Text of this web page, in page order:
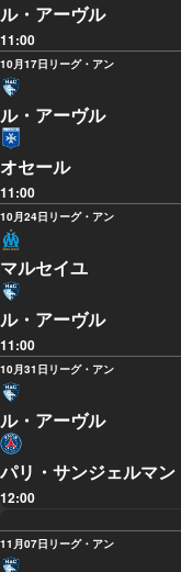
ル・アーヴル
11:00
10月17日 リーグ・アン
ル・アーヴル
オセール
11:00
10月24日 リーグ・アン
マルセイユ
ル・アーヴル
11:00
10月31日 リーグ・アン
ル・アーヴル
パリ・サンジェルマン
12:00
11月07日 リーグ・アン